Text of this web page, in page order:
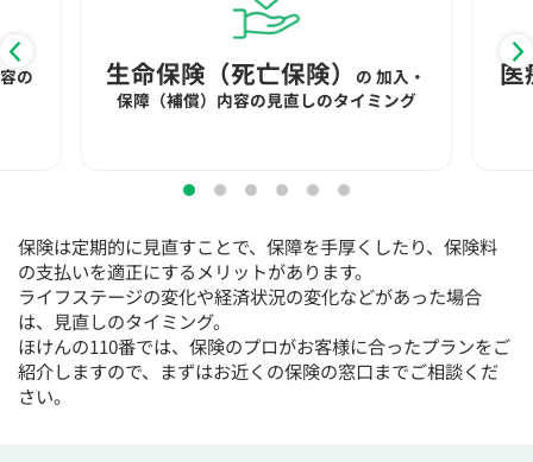
生命保険（死亡保険） の 加入・
保障（補償）内容の見直しのタイミング
医
の
保険は定期的に見直すことで、保障を手厚くしたり、保険料
の支払いを適正にするメリットがあります。
ライフステージの変化や経済状況の変化などがあった場合
は、見直しのタイミング。
ほけんの110番では、保険のプロがお客様に合ったプランをご
紹介しますので、まずはお近くの保険の窓口までご相談くだ
さい。